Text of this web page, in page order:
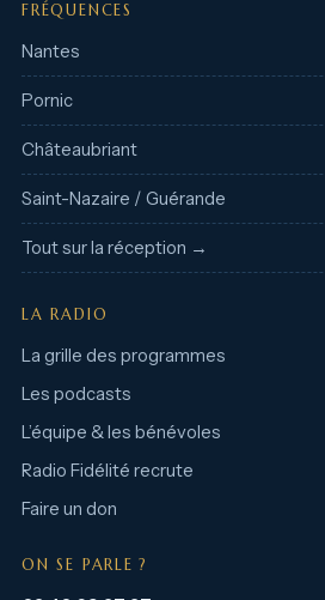
FRÉQUENCES
Nantes
Pornic
Châteaubriant
Saint-Nazaire / Guérande
Tout sur la réception →
LA RADIO
La grille des programmes
Les podcasts
L’équipe & les bénévoles
Radio Fidélité recrute
Faire un don
ON SE PARLE ?